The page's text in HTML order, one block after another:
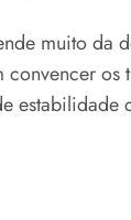
muito
estabilidade